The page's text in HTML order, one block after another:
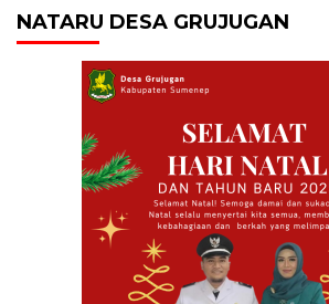
NATARU DESA GRUJUGAN